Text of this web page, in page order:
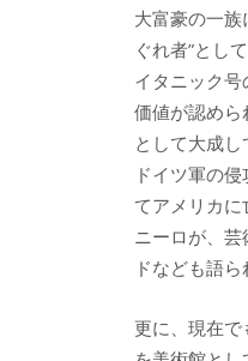
大富豪の一族
ぐれ者”とし
イタニック
価値が認めら
として大成し
ドイツ軍の
てアメリカに
ニーロが、
ドなども語ら
更に、現在